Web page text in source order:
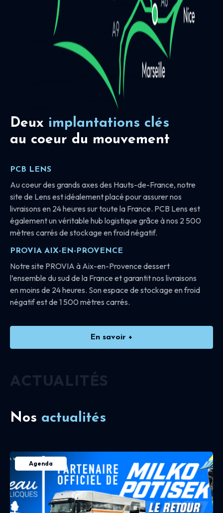
Deux implantations clés
au coeur du mouvement
PCB LENS
Au coeur des grands axes des Hauts-de-France, notre
site de Lens est idéalement placé pour assurer nos
livraisons en 24 heures sur toute la France. PCB Lens est
également un véritable hub logistique grâce à nos 2 500
mètres carrés de stockage en froid négatif.
PROVIA AIX-EN-PROVENCE
Notre site PROVIA à Aix-en-Provence dessert
l’ensemble du sud de la France et garantit nos livraisons
en moins de 24 heures. Son espace de stockage en froid
négatif est de 1 500 mètres carrés.
En savoir +
ACTUALITÉS
Nos actualités
Agenda